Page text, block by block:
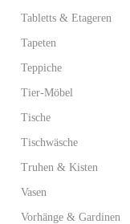
Tabletts & Etageren
Tapeten
Teppiche
Tier-Möbel
Tische
Tischwäsche
Truhen & Kisten
Vasen
Vorhänge & Gardinen